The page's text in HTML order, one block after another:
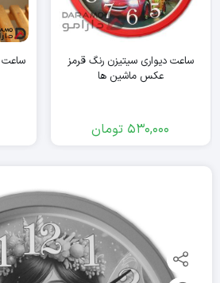
ساعت دیواری سیتیزن رنگ قرمز
عکس ماشین ها
530,000 تومان